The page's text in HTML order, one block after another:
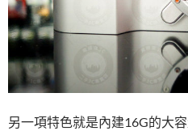
另一項特色就是內建16G的大